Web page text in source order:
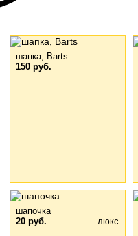
шапка, Barts
150 руб.
шапочка
люкс
20 руб.